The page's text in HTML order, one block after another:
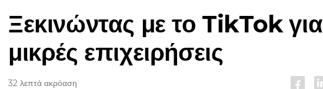
Ξεκινώντας με το TikTok για
μικρές επιχειρήσεις
32 λεπτά ακρόαση